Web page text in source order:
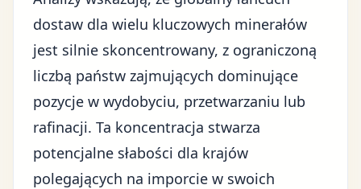
dostaw dla wielu kluczowych minerałów
jest silnie skoncentrowany, z ograniczoną
liczbą państw zajmujących dominujące
pozycje w wydobyciu, przetwarzaniu lub
rafinacji. Ta koncentracja stwarza
potencjalne słabości dla krajów
polegających na imporcie w swoich